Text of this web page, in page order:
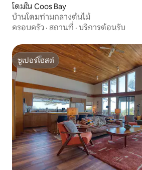
โดมใน Coos Bay
บ้านโดมท่ามกลางต้นไม้
ครอบครัว · สถานที่ · บริการต้อนรับ
ซูเปอร์โฮสต์
ซูเปอร์โฮสต์